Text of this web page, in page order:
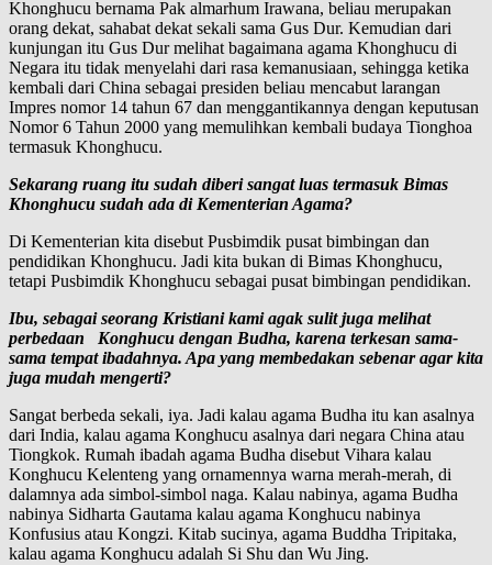
Khonghucu bernama Pak almarhum Irawana, beliau merupakan
orang dekat, sahabat dekat sekali sama Gus Dur. Kemudian dari
kunjungan itu Gus Dur melihat bagaimana agama Khonghucu di
Negara itu tidak menyelahi dari rasa kemanusiaan, sehingga ketika
kembali dari China sebagai presiden beliau mencabut larangan
Impres nomor 14 tahun 67 dan menggantikannya dengan keputusan
Nomor 6 Tahun 2000 yang memulihkan kembali budaya Tionghoa
termasuk Khonghucu.
Sekarang ruang itu sudah diberi sangat luas termasuk Bimas
Khonghucu sudah ada di Kementerian Agama?
Di Kementerian kita disebut Pusbimdik pusat bimbingan dan
pendidikan Khonghucu. Jadi kita bukan di Bimas Khonghucu,
tetapi Pusbimdik Khonghucu sebagai pusat bimbingan pendidikan.
Ibu, sebagai seorang Kristiani kami agak sulit juga melihat
perbedaan Konghucu dengan Budha, karena terkesan sama-
sama tempat ibadahnya. Apa yang membedakan sebenar agar kita
juga mudah mengerti?
Sangat berbeda sekali, iya. Jadi kalau agama Budha itu kan asalnya
dari India, kalau agama Konghucu asalnya dari negara China atau
Tiongkok. Rumah ibadah agama Budha disebut Vihara kalau
Konghucu Kelenteng yang ornamennya warna merah-merah, di
dalamnya ada simbol-simbol naga. Kalau nabinya, agama Budha
nabinya Sidharta Gautama kalau agama Konghucu nabinya
Konfusius atau Kongzi. Kitab sucinya, agama Buddha Tripitaka,
kalau agama Konghucu adalah Si Shu dan Wu Jing.